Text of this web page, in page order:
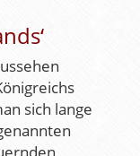
sich lange